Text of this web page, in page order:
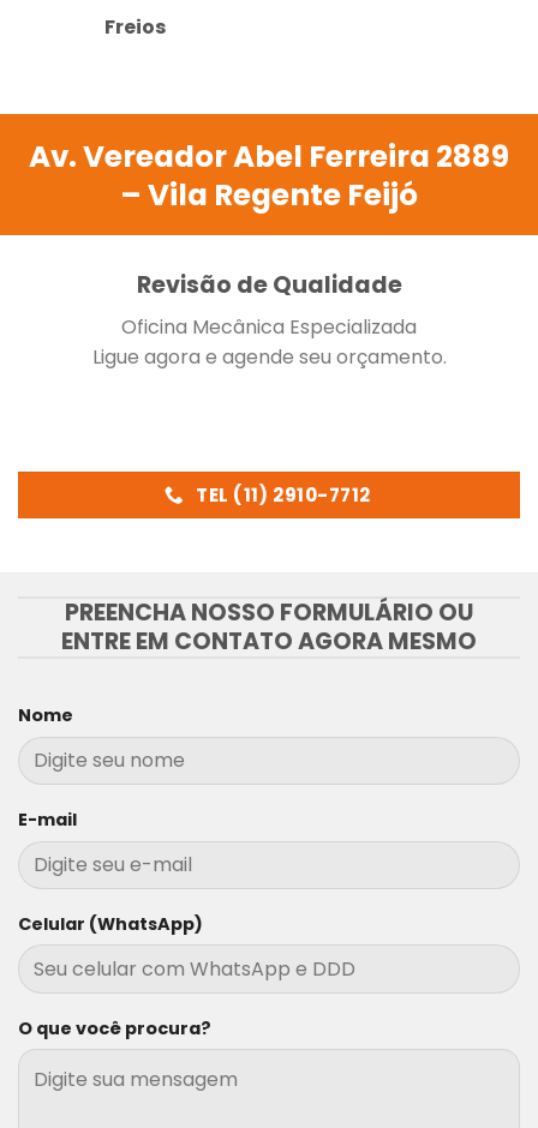
Freios
Av. Vereador Abel Ferreira 2889
– Vila Regente Feijó
Revisão de Qualidade
Oficina Mecânica Especializada
Ligue agora e agende seu orçamento.
TEL (11) 2910-7712
PREENCHA NOSSO FORMULÁRIO OU
ENTRE EM CONTATO AGORA MESMO
Nome
E-mail
Celular (WhatsApp)
O que você procura?